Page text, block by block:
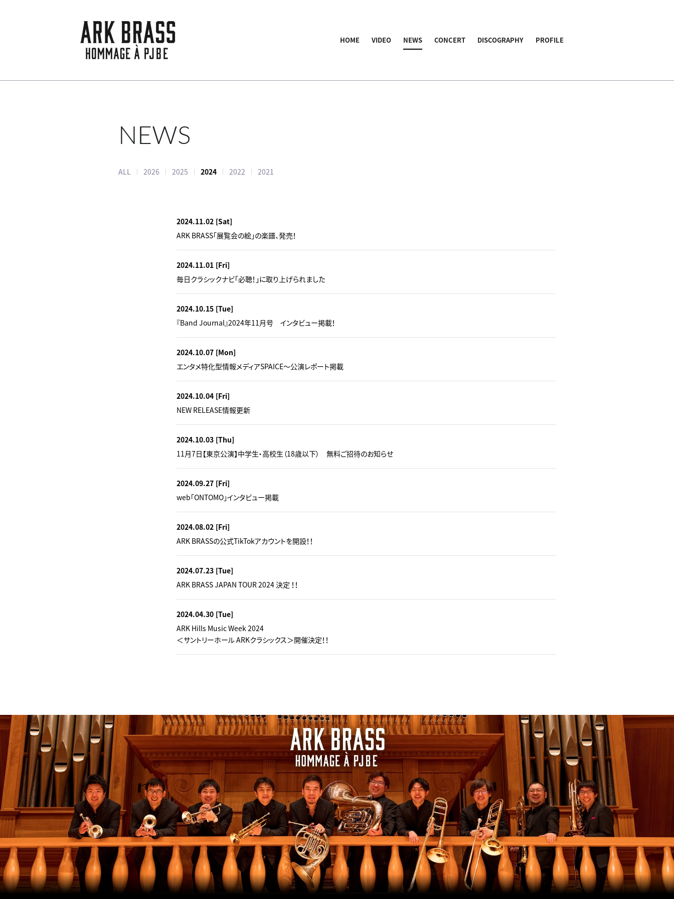
HOME VIDEO NEWS CONCERT DISCOGRAPHY PROFILE
NEWS
ALL 2026 2025 2024 2022 2021
2024.11.02 [Sat]
ARK BRASS「展覧会の絵」の楽譜、発売！
2024.11.01 [Fri]
毎日クラシックナビ「必聴！」に取り上げられました
2024.10.15 [Tue]
『Band Journal』2024年11月号 インタビュー掲載！
2024.10.07 [Mon]
エンタメ特化型情報メディアSPAICE～公演レポート掲載
2024.10.04 [Fri]
NEW RELEASE情報更新
2024.10.03 [Thu]
11月7日【東京公演】中学生・高校生（18歳以下） 無料ご招待のお知らせ
2024.09.27 [Fri]
web「ONTOMO」インタビュー掲載
2024.08.02 [Fri]
ARK BRASSの公式TikTokアカウントを開設！！
2024.07.23 [Tue]
ARK BRASS JAPAN TOUR 2024 決定 ！！
2024.04.30 [Tue]
ARK Hills Music Week 2024
＜サントリーホール ARKクラシックス＞開催決定！！